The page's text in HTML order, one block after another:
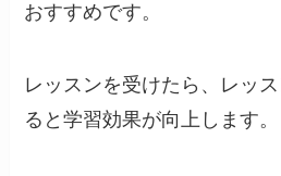
おすすめです。
レッスンを受けたら、レッ
ると学習効果が向上します。